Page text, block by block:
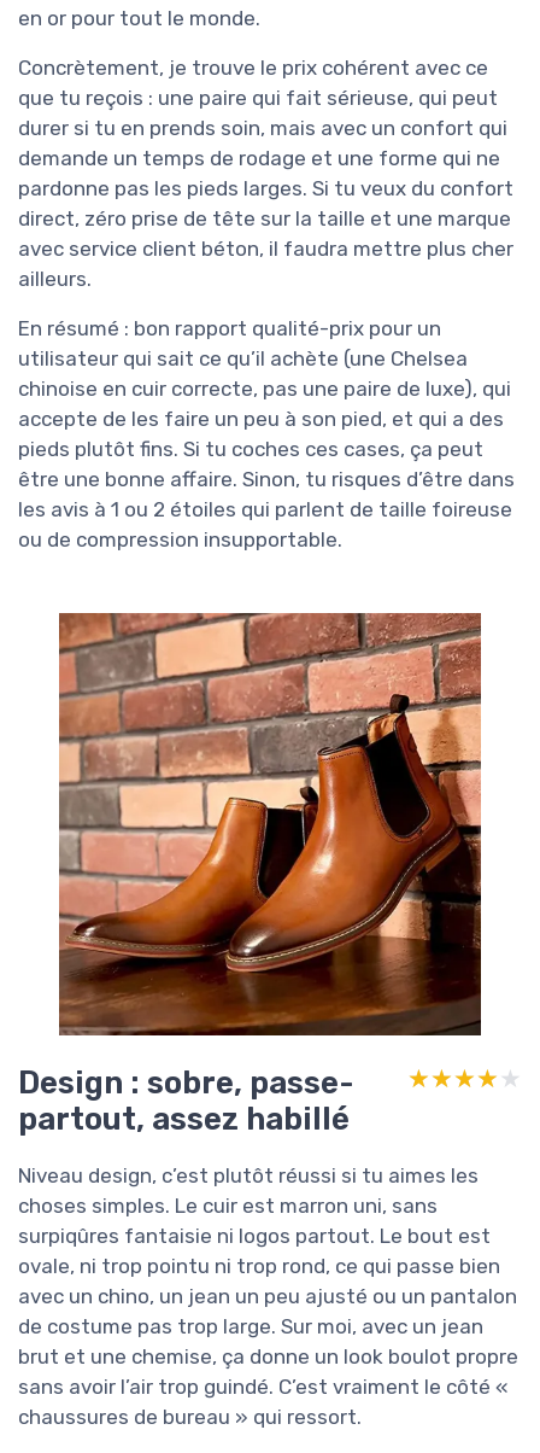
en or pour tout le monde.
Concrètement, je trouve le prix cohérent avec ce
que tu reçois : une paire qui fait sérieuse, qui peut
durer si tu en prends soin, mais avec un confort qui
demande un temps de rodage et une forme qui ne
pardonne pas les pieds larges. Si tu veux du confort
direct, zéro prise de tête sur la taille et une marque
avec service client béton, il faudra mettre plus cher
ailleurs.
En résumé : bon rapport qualité-prix pour un
utilisateur qui sait ce qu’il achète (une Chelsea
chinoise en cuir correcte, pas une paire de luxe), qui
accepte de les faire un peu à son pied, et qui a des
pieds plutôt fins. Si tu coches ces cases, ça peut
être une bonne affaire. Sinon, tu risques d’être dans
les avis à 1 ou 2 étoiles qui parlent de taille foireuse
ou de compression insupportable.
Design : sobre, passe-
partout, assez habillé
★★★★★
★★★★★
Niveau design, c’est plutôt réussi si tu aimes les
choses simples. Le cuir est marron uni, sans
surpiqûres fantaisie ni logos partout. Le bout est
ovale, ni trop pointu ni trop rond, ce qui passe bien
avec un chino, un jean un peu ajusté ou un pantalon
de costume pas trop large. Sur moi, avec un jean
brut et une chemise, ça donne un look boulot propre
sans avoir l’air trop guindé. C’est vraiment le côté «
chaussures de bureau » qui ressort.